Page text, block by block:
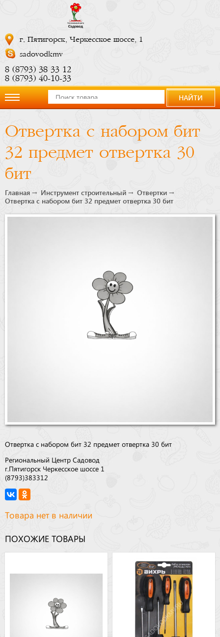
г. Пятигорск, Черкесское шоссе, 1
sadovodkmv
8 (8793) 38 33 12
8 (8793) 40-10-33
компании
Новости
НАЙТИ
Отвертка с набором бит
32 предмет отвертка 30
бит
Главная Инструмент строительный
Отвертки
Отвертка с набором бит 32 предмет отвертка 30 бит
Отвертка с набором бит 32 предмет отвертка 30 бит
Региональный Центр Садовод
г.Пятигорск Черкесское шоссе 1
(8793)383312
Товара нет в наличии
ПОХОЖИЕ ТОВАРЫ